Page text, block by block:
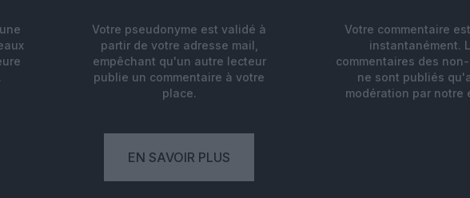
Votre pseudonyme est validé à
partir de votre adresse mail,
empêchant qu'un autre lecteur
publie un commentaire à votre
place.
Votre commentaire
instantanément.
commentaires des
ne sont publiés
modération par notre
EN SAVOIR PLUS